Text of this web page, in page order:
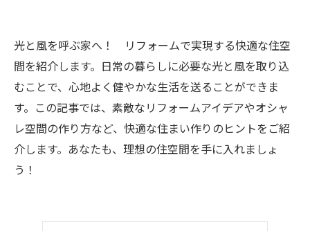
光と風を呼ぶ家へ！ リフォームで実現する快適な住空
間を紹介します。日常の暮らしに必要な光と風を取り込
むことで、心地よく健やかな生活を送ることができま
す。この記事では、素敵なリフォームアイデアやオシャ
レ空間の作り方など、快適な住まい作りのヒントをご紹
介します。あなたも、理想の住空間を手に入れましょ
う！